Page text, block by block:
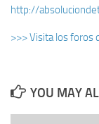
http://
>>> Visita los foros
YOU MAY